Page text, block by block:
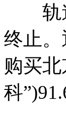
轨道
终止
购买
科